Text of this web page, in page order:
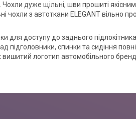
дуже щільні, шви прошиті
чохли з автоткани ELEGANT вільно
для доступу до заднього
підголовники, спинки та сидіння
логотип автомобільного